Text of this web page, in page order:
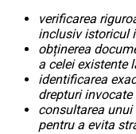
verificarea
inclusiv istoricul
obținerea
a celei existente
identificarea
drepturi invocate
consultarea
pentru a evita